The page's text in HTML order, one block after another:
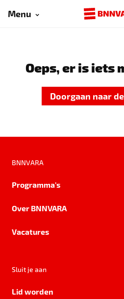
Menu
Oeps, er is iets
Doorgaan naar
BNNVARA
Programma's
Over BNNVARA
Vacatures
Sluit je aan
Lid worden